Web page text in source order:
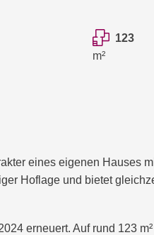
123
m²
eines eigenen Hauses
Hoflage und bietet
erneuert. Auf rund 123